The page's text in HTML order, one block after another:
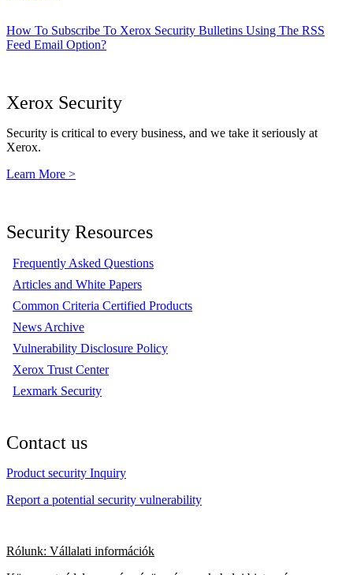
How To Subscribe To Xerox Security Bulletins Using The RSS
Feed Email Option?
Xerox Security
Security is critical to every business, and we take it seriously at
Xerox.
Learn More >
Security Resources
Frequently Asked Questions
Articles and White Papers
Common Criteria Certified Products
News Archive
Vulnerability Disclosure Policy
Xerox Trust Center
Lexmark Security
Contact us
Product security Inquiry
Report a potential security vulnerability
Rólunk: Vállalati információk